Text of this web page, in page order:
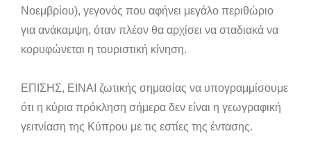
Νοεμβρίου), γεγονός που αφήνει μεγάλο περιθώριο
για ανάκαμψη, όταν πλέον θα αρχίσει να σταδιακά να
κορυφώνεται η τουριστική κίνηση.
ΕΠΙΣΗΣ, ΕΙΝΑΙ ζωτικής σημασίας να υπογραμμίσουμε
ότι η κύρια πρόκληση σήμερα δεν είναι η γεωγραφική
γειτνίαση της Κύπρου με τις εστίες της έντασης.